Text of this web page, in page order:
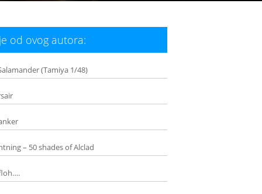
od ovog autora:
(Tamiya 1/48)
– 50 shades of Alclad